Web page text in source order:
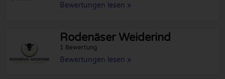
Bewertungen lesen »
Rodenäser Weiderind
1 Bewertung
Bewertungen lesen »